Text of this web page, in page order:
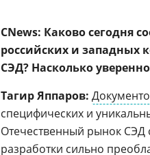
CNews: Каково сегодня
российских и западных
СЭД? Насколько
Тагир Яппаров:
специфических и
Отечественный рынок СЭД
разработки сильно